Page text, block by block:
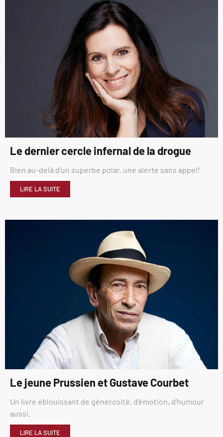
Le dernier cercle infernal de la drogue
Bien au-delà d’un superbe polar, une alerte sans appel!
LIRE LA SUITE
Le jeune Prussien et Gustave Courbet
Un livre éblouissant de générosité, d’émotion, d’humour
aussi.
LIRE LA SUITE